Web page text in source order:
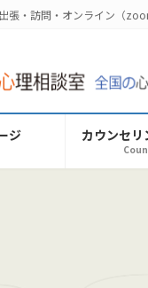
張・訪問・オンライン（
ジ カウンセリ